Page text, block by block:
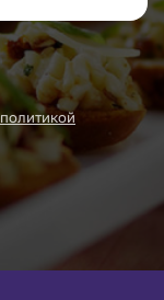
политикой